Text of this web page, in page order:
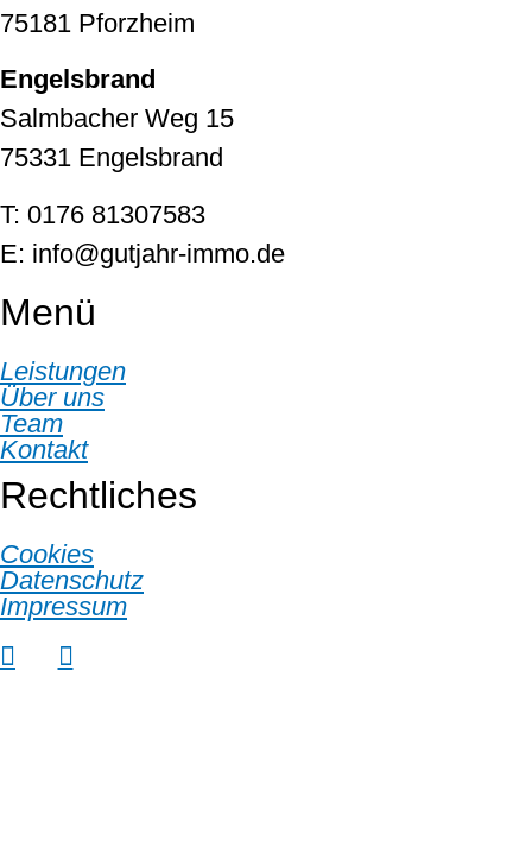
75181 Pforzheim
Engelsbrand
Salmbacher Weg 15
75331 Engelsbrand
T: 0176 81307583
E: info@gutjahr-immo.de
Menü
Leistungen
Über uns
Team
Kontakt
Rechtliches
Cookies
Datenschutz
Impressum